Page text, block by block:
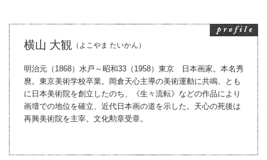
横山 大観 （よこやま たいかん）
明治元（1868）水戸～昭和33（1958）東京 日本画家。本名秀
麿。東京美術学校卒業。岡倉天心主導の美術運動に共鳴、とも
に日本美術院を創立したのち、《生々流転》などの作品により
画壇での地位を確立、近代日本画の道を示した。天心の死後は
再興美術院を主宰。文化勲章受章。